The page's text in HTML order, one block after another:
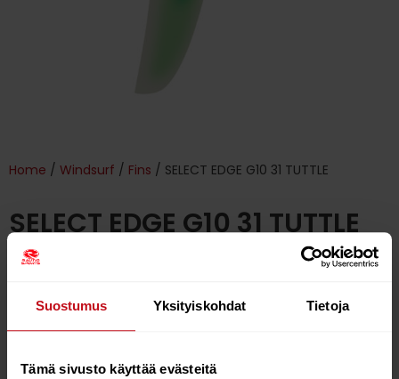
Suostumus Yksityiskohdat Tietoja
Tämä sivusto käyttää evästeitä
Home / Windsurf / Fins / SELECT EDGE G10 31 TUTTLE
SELECT EDGE G10 31 TUTTLE
119.00
Out of stock